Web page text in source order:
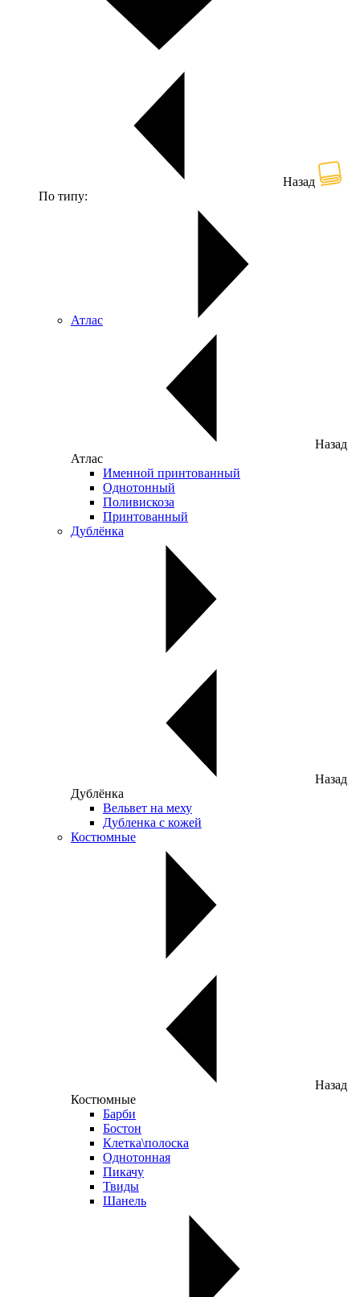
Назад
По типу:
Атлас
Назад
Атлас
Именной принтованный
Однотонный
Поливискоза
Принтованный
Дублёнка
Назад
Дублёнка
Вельвет на меху
Дубленка с кожей
Костюмные
Назад
Костюмные
Барби
Бостон
Клетка\полоска
Однотонная
Пикачу
Твиды
Шанель